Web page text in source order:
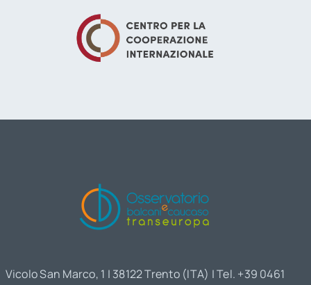
Vicolo San Marco, 1 | 38122 Trento (ITA) | Tel. +39 0461